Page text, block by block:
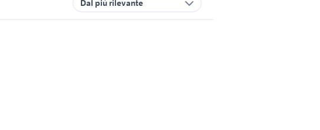
Dal più rilevante